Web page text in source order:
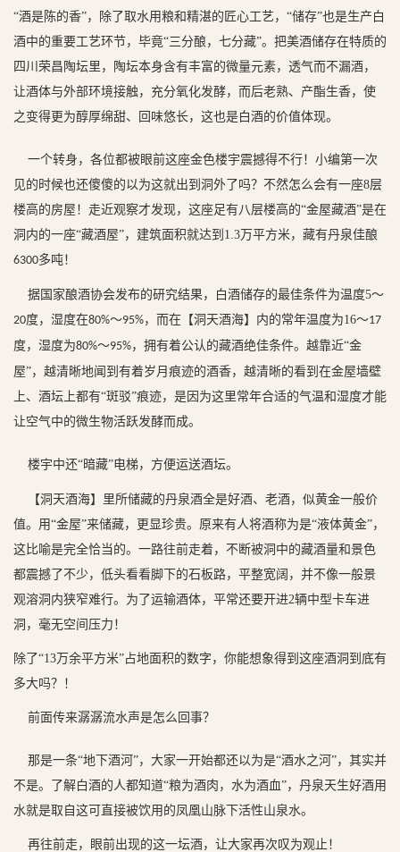
“酒是陈的香”，除了取水用粮和精湛的匠心工艺，“储存”也是生产白
酒中的重要工艺环节，毕竟“三分酿，七分藏”。把美酒储存在特质的
四川荣昌陶坛里，陶坛本身含有丰富的微量元素，透气而不漏酒，
让酒体与外部环境接触，充分氧化发酵，而后老熟、产酯生香，使
之变得更为醇厚绵甜、回味悠长，这也是白酒的价值体现。
一个转身，各位都被眼前这座金色楼宇震撼得不行！ 小编第一次
见的时候也还傻傻的以为这就出到洞外了吗？不然怎么会有一座8层
楼高的房屋！走近观察才发现，这座足有八层楼高的“金屋藏酒”是在
洞内的一座“藏酒屋”， 建筑面积就达到 1.3 万平方米，藏有丹泉佳酿
6300多吨！
据国家酿酒协会发布的研究结果，白酒储存的最佳条件为温度5～
20度，湿度在80%～95%，而在【洞天酒海】内的常年温度为16～17
度，湿度为80%～95%，拥有着公认的藏酒绝佳条件。 越靠近“金
屋”，越清晰地闻到有着岁月痕迹的酒香，越清晰的看到在金屋墙壁
上、酒坛上都有“斑驳”痕迹，是因为这里常年合适的气温和湿度才能
让空气中的微生物活跃发酵而成。
楼宇中还“暗藏”电梯，方便运送酒坛。
【洞天酒海】里所储藏的丹泉酒全是好酒、老酒，似黄金一般价
值。用“金屋”来储藏，更显珍贵。原来有人将酒称为是“液体黄金”，
这比喻是完全恰当的。 一路往前走着，不断被洞中的藏酒量和景色
都震撼了不少，低头看看脚下的石板路，平整宽阔，并不像一般景
观溶洞内狭窄难行。为了运输酒体，平常还要开进2辆中型卡车进
洞，毫无空间压力！
除了“13 万余平方米”占地面积的数字，你能想象得到这座酒洞到底有
多大吗？！
前面传来潺潺流水声是怎么回事？
那是一条“地下酒河”，大家一开始都还以为是“酒水之河”，其实并
不是。了解白酒的人都知道“粮为酒肉，水为酒血”，丹泉天生好酒用
水就是取自这可直接被饮用的凤凰山脉下活性山泉水。
再往前走，眼前出现的这一坛酒，让大家再次叹为观止！